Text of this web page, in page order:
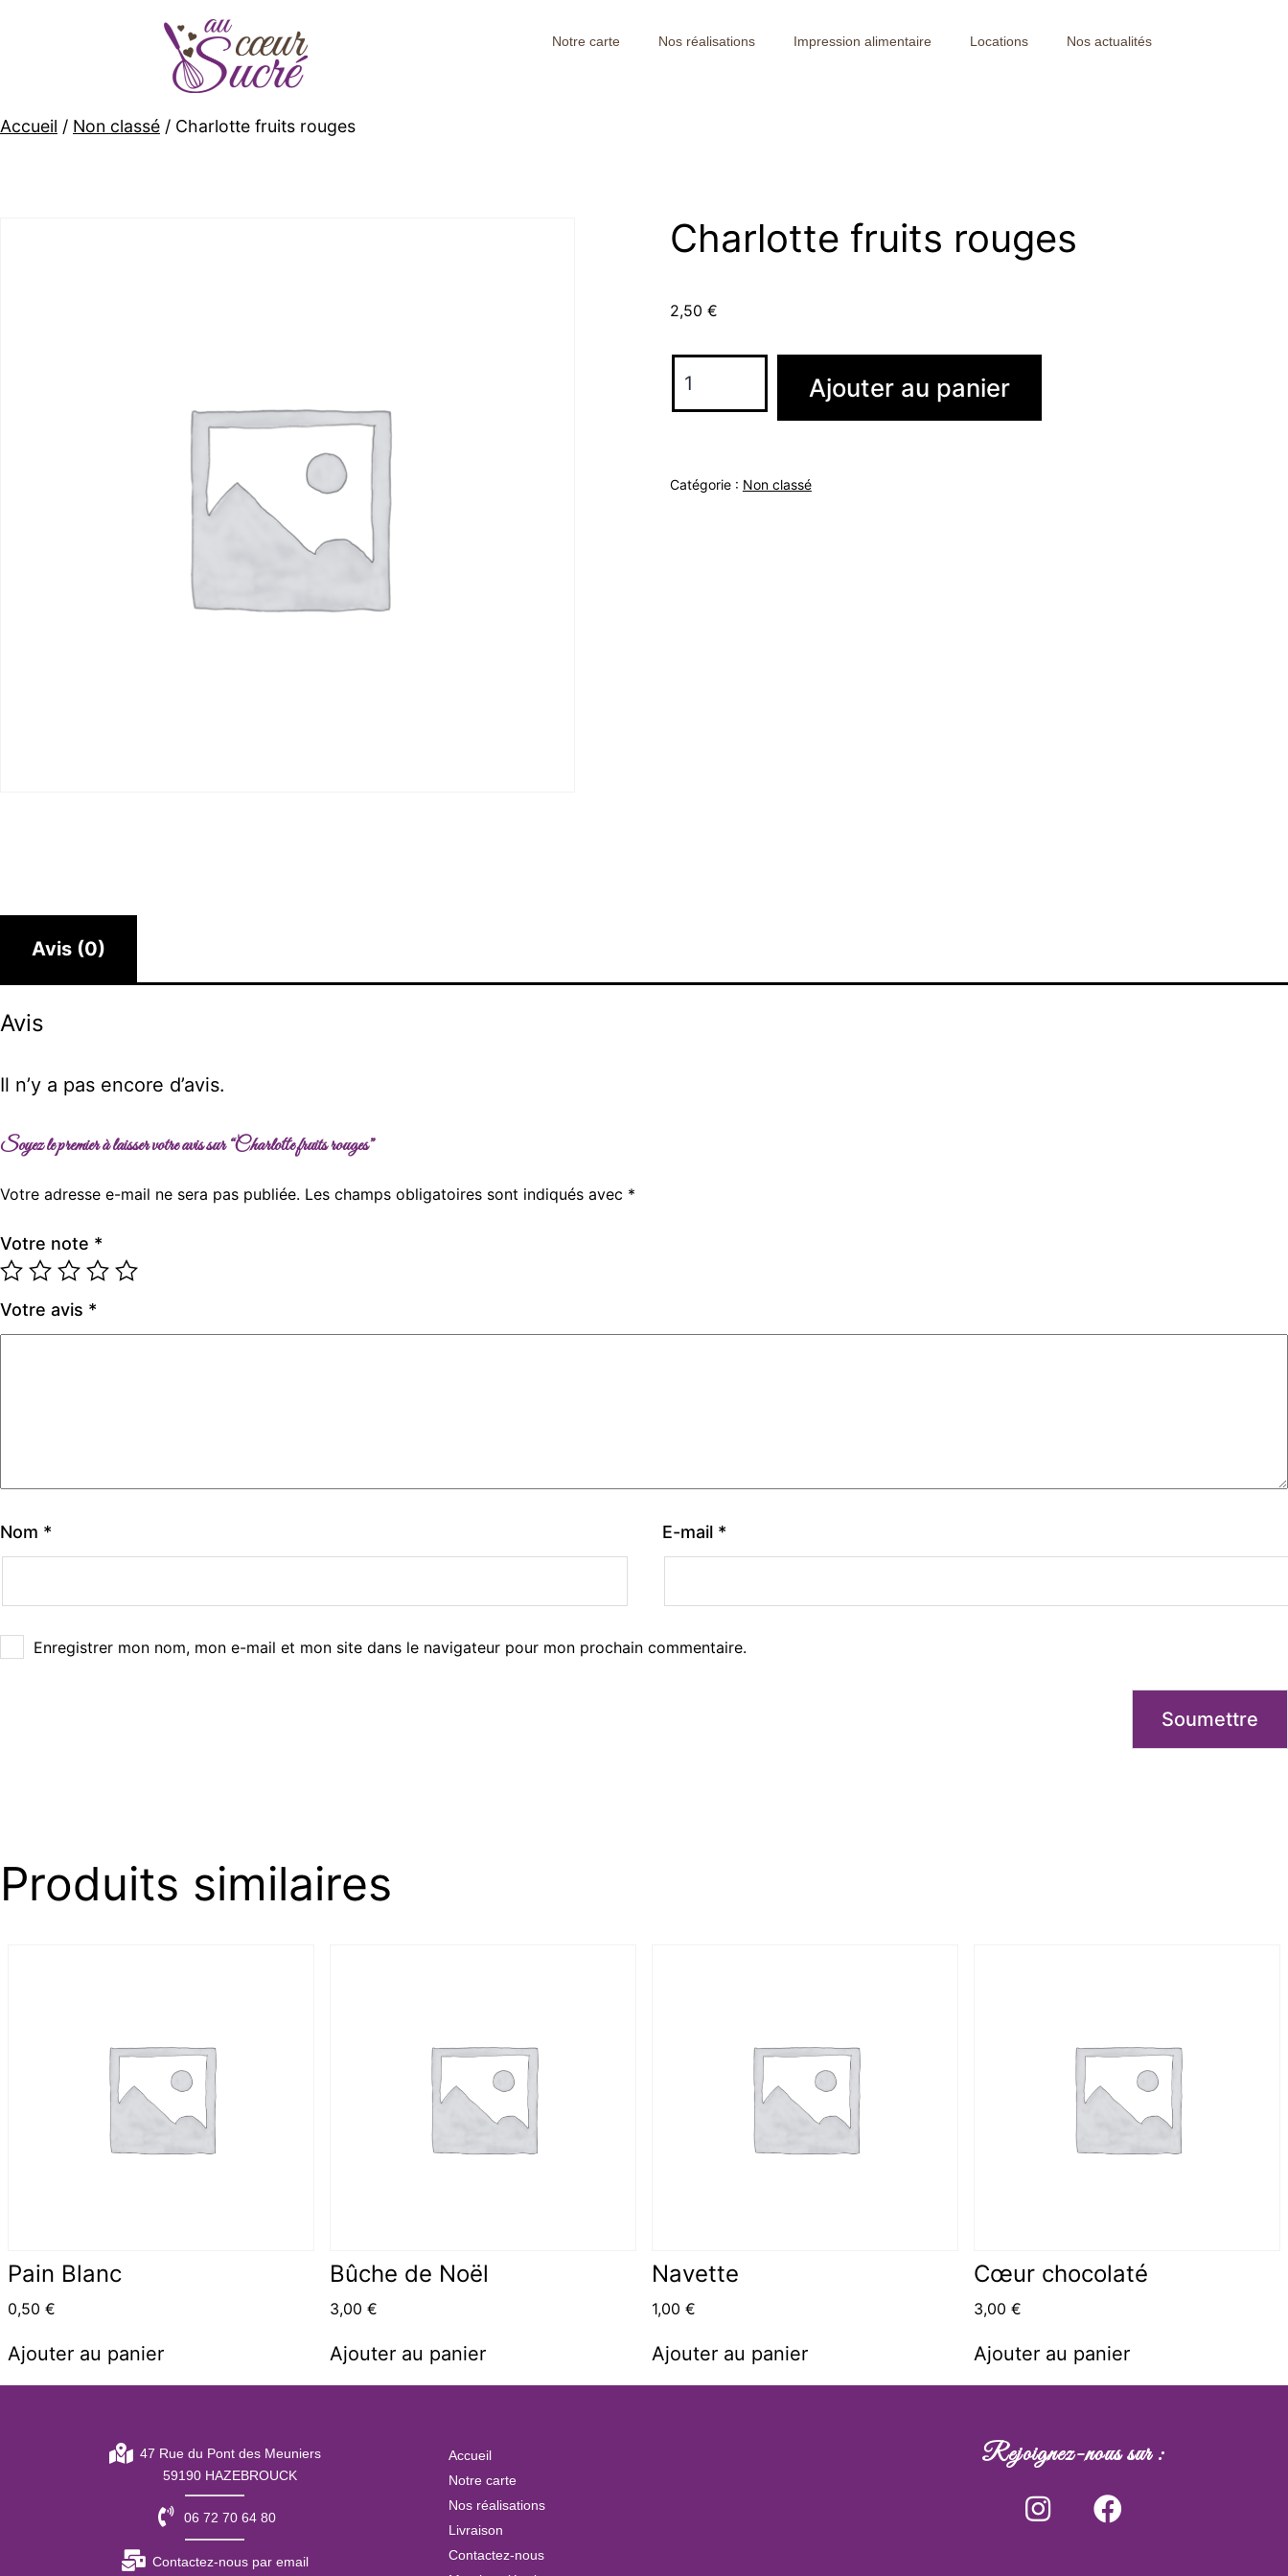
Notre carte Nos réalisations Impression alimentaire Locations Nos actualités
Accueil / Non classé / Charlotte fruits rouges
Charlotte fruits rouges
2,50 €
Ajouter au panier
Catégorie : Non classé
Avis (0)
Avis
Il n’y a pas encore d’avis.
Soyez le premier à laisser votre avis sur “Charlotte fruits rouges”
Votre adresse e-mail ne sera pas publiée. Les champs obligatoires sont indiqués avec *
Votre note *
Votre avis *
Nom * E-mail *
Enregistrer mon nom, mon e-mail et mon site dans le navigateur pour mon prochain commentaire.
Produits similaires
Pain Blanc
0,50 €
Ajouter au panier
Bûche de Noël
3,00 €
Ajouter au panier
Navette
1,00 €
Ajouter au panier
Cœur chocolaté
3,00 €
Ajouter au panier
47 Rue du Pont des Meuniers
59190 HAZEBROUCK
06 72 70 64 80
Contactez-nous par email
Accueil
Notre carte
Nos réalisations
Livraison
Contactez-nous
Rejoignez-nous sur :